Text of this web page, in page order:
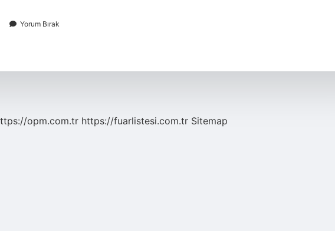
Yorum Bırak
opm.com.tr https://fuarlistesi.com.tr Sitemap